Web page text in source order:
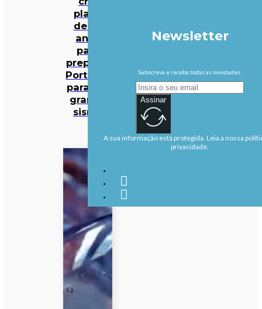
plano
de 30
anos
para
preparar
Portugal
para um
grande
sismo
Newsletter
Subscreva e receba todas as novidades.
Assinar
A sua informação está protegida. Leia a nossa
privacidade.